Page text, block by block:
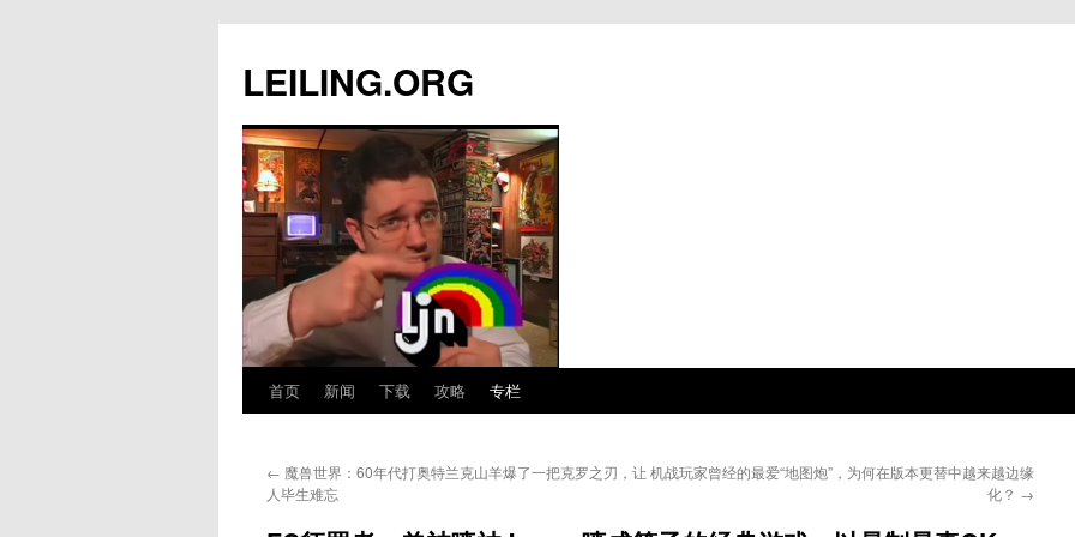
文
LEILING.ORG
首页 新闻 下载 攻略 专栏
← 魔兽世界：60年代打奥特兰克山羊爆了一把克罗之刃，让
人毕生难忘
机战玩家曾经的最爱“地图炮”，为何在版本更替中越来越边缘
化？ →